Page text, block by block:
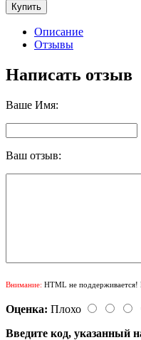
Купить
Описание
Отзывы
Написать отзыв
Ваше Имя:
Ваш отзыв:
Внимание: HTML не поддерживается!
Оценка: Плохо
Введите код, указанный